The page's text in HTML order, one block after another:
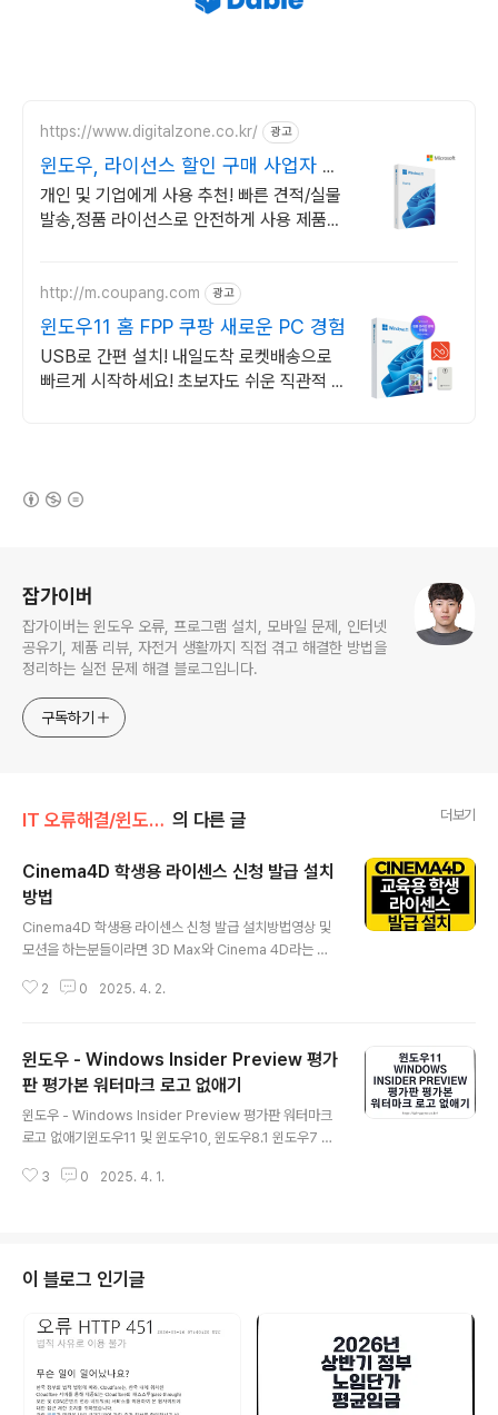
https://www.digitalzone.co.kr/ 광고
윈도우, 라이선스 할인 구매 사업자 전
용 할인 혜택!
개인 및 기업에게 사용 추천! 빠른 견적/실물
발송,정품 라이선스로 안전하게 사용 제품별
http://m.coupang.com 광고
윈도우11 홈 FPP 쿠팡 새로운 PC 경험
USB로 간편 설치! 내일도착 로켓배송으로
빠르게 시작하세요! 초보자도 쉬운 직관적 설
잡가이버
잡가이버는 윈도우 오류, 프로그램 설치, 모바일 문제, 인터넷
공유기, 제품 리뷰, 자전거 생활까지 직접 겪고 해결한 방법을
정리하는 실전 문제 해결 블로그입니다.
구독하기
IT 오류해결/윈도우·부팅 오류 의 다른 글 더보기
Cinema4D 학생용 라이센스 신청 발급 설치
방법
Cinema4D 학생용 라이센스 신청 발급 설치방법영상 및
모션을 하는분들이라면 3D Max와 Cinema 4D라는 프
이 사용할 수 있는 교육용 라이선스를 제공하고 있다는 점
께 사용하면 더 큰 효과를 얻을 수 있습니다.Adobe 프로
그램 버전 별 다운로드 및 설치Adobe illustration CC 2
020 다운로드 설치 및 정품인증Adobe Photoshop C
C 2020 다운로드 및 설치 정품인증Adobe CC 2019
전 제품 다운로드 및 설치 정품인증Adobe CC 2018 전
제품 다운로드 및 설치 정품인증Adobe CC 2017 전..
2 0 2025. 4. 2.
윈도우 - Windows Insider Preview 평가
판 평가본 워터마크 로고 없애기
윈도우 - Windows Insider Preview 평가판 워터마크
로고 없애기윈도우11 및 윈도우10, 윈도우8.1 윈도우7 등
er Preview 평가판 워터마크가 뜨는 경우가 있습니다. 이
가자 프로그램 "인사이드 프리뷰"는 새로운 기능과 업데이
트를 먼저 테스트할 수 있도록 제공되며, 이를 통해 Micro
soft는 사용자들의 피드백을 수집하여 제품의 안정성을 향
상시킬 수 있으며 일부 사용자들은 최신 기능 업데이트를
3 0 2025. 4. 1.
이 블로그 인기글